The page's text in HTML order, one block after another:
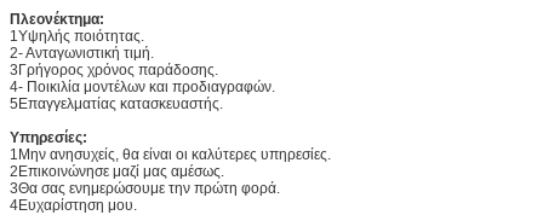
Πλεονέκτημα:
1Υψηλής ποιότητας.
2- Ανταγωνιστική τιμή.
3Γρήγορος χρόνος παράδοσης.
4- Ποικιλία μοντέλων και προδιαγραφών.
5Επαγγελματίας κατασκευαστής.
Υπηρεσίες:
1Μην ανησυχείς, θα είναι οι καλύτερες υπηρεσίες.
2Επικοινώνησε μαζί μας αμέσως.
3Θα σας ενημερώσουμε την πρώτη φορά.
4Ευχαρίστηση μου.